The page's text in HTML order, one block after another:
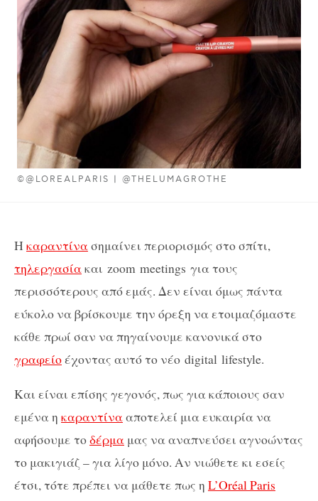
©@LOREALPARIS | @THELUMAGROTHE
Η καραντίνασημαίνει περιορισμός στο σπίτι,
τηλεργασίακαι zoom meetings για τους
περισσότερους από εμάς. Δεν είναι όμως πάντα
εύκολο να βρίσκουμε την όρεξη να ετοιμαζόμαστε
κάθε πρωί σαν να πηγαίνουμε κανονικά στο
γραφείοέχοντας αυτό το νέο digital lifestyle.
Και είναι επίσης γεγονός, πως για κάποιους σαν
εμένα η καραντίνααποτελεί μια ευκαιρία να
αφήσουμε τοδέρμα μας να αναπνεύσει αγνοώντας
το μακιγιάζ – για λίγο μόνο. Αν νιώθετε κι εσείς
έτσι, τότε πρέπει να μάθετε πως η L’Oréal Paris